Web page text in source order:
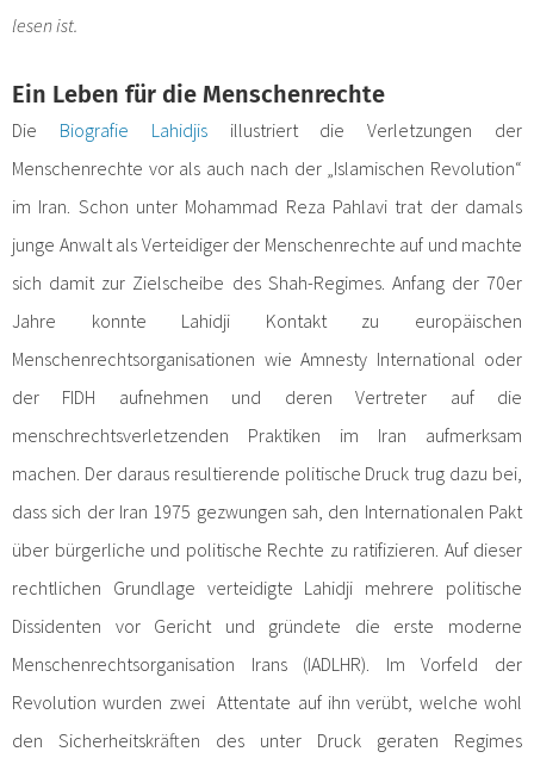
lesen ist.
Ein Leben für die Menschenrechte
Die Biografie Lahidjisillustriert die Verletzungen der
Menschenrechte vor als auch nach der „Islamischen Revolution“
im Iran. Schon unter Mohammad Reza Pahlavi trat der damals
junge Anwalt als Verteidiger der Menschenrechte auf und machte
sich damit zur Zielscheibe des Shah-Regimes. Anfang der 70er
Jahre konnte Lahidji Kontakt zu europäischen
Menschenrechtsorganisationen wie Amnesty International oder
der FIDH aufnehmen und deren Vertreter auf die
menschrechtsverletzenden Praktiken im Iran aufmerksam
machen. Der daraus resultierende politische Druck trug dazu bei,
dass sich der Iran 1975 gezwungen sah, den Internationalen Pakt
über bürgerliche und politische Rechte zu ratifizieren. Auf dieser
rechtlichen Grundlage verteidigte Lahidji mehrere politische
Dissidenten vor Gericht und gründete die erste moderne
Menschenrechtsorganisation Irans (IADLHR). Im Vorfeld der
Revolution wurden zwei Attentate auf ihn verübt, welche wohl
den Sicherheitskräften des unter Druck geraten Regimes